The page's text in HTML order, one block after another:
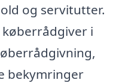
og servitutter.
køberrådgiver i
bekymringer